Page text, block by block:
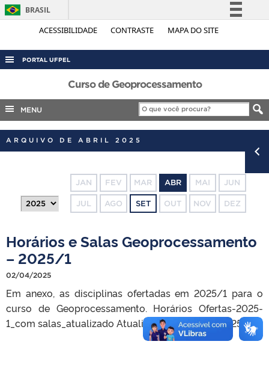
ACESSIBILIDADE CONTRASTE MAPA DO SITE
BRASIL
Simplifique!
Acesso à informação
Legislação
Canais
PORTAL UFPEL
ACESSO À INFORMAÇÃO
AUDITORIA
COBALTO
CONCURSOS
OUVIDORIA
TELEFONES
Curso de Geoprocessamento
MENU
ARQUIVO DE ABRIL 2025
JAN FEV MAR ABR MAI JUN
JUL AGO SET OUT NOV DEZ
Horários e Salas Geoprocessamento
– 2025/1
02/04/2025
Em anexo, as disciplinas ofertadas em 2025/1 para o
curso de Geoprocessamento. Horários Ofertas-2025-
1_com salas_atualizado Atualizado em 23/04/2025.